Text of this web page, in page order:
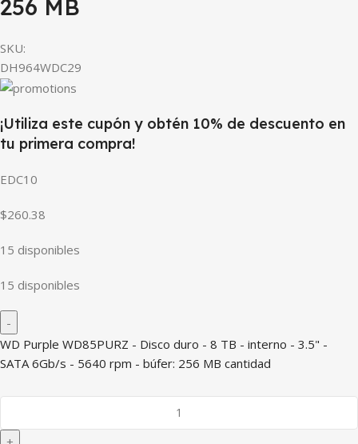
256 MB
SKU:
DH964WDC29
¡Utiliza este cupón y obtén 10% de descuento en
tu primera compra!
EDC10
$260.38
15 disponibles
15 disponibles
WD Purple WD85PURZ - Disco duro - 8 TB - interno - 3.5" -
SATA 6Gb/s - 5640 rpm - búfer: 256 MB cantidad